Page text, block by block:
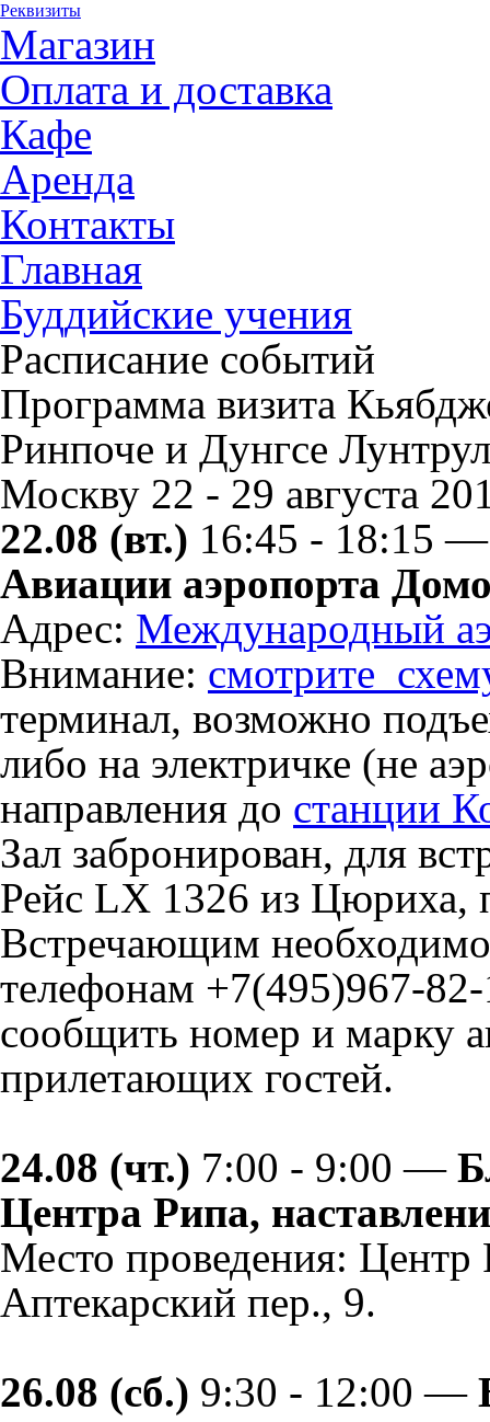
Реквизиты
Магазин
Оплата и доставка
Кафе
Аренда
Контакты
Главная
Буддийские учения
Расписание событий
Программа визита
Ринпоче и Дунгсе
Москву 22 - 29 августа
22.08 (вт.) 16:45 - 18:15
Авиации аэропорта
Адрес: Международный
Внимание: смотрите
терминал, возможно
либо на электричке (не
направления до станции
Зал забронирован, для
Рейс LX 1326 из Цюриха,
Встречающим необходимо
телефонам +7(495)967-
сообщить номер и марку
прилетающих гостей.
24.08 (чт.) 7:00 - 9:00 —
Центра Рипа,
Место проведения:
Аптекарский пер., 9.
26.08 (сб.) 9:30 - 12:00 —